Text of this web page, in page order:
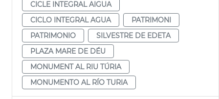
CICLE INTEGRAL AIGUA
CICLO INTEGRAL AGUA
PATRIMONI
PATRIMONIO
SILVESTRE DE EDETA
PLAZA MARE DE DÉU
MONUMENT AL RIU TÚRIA
MONUMENTO AL RÍO TURIA